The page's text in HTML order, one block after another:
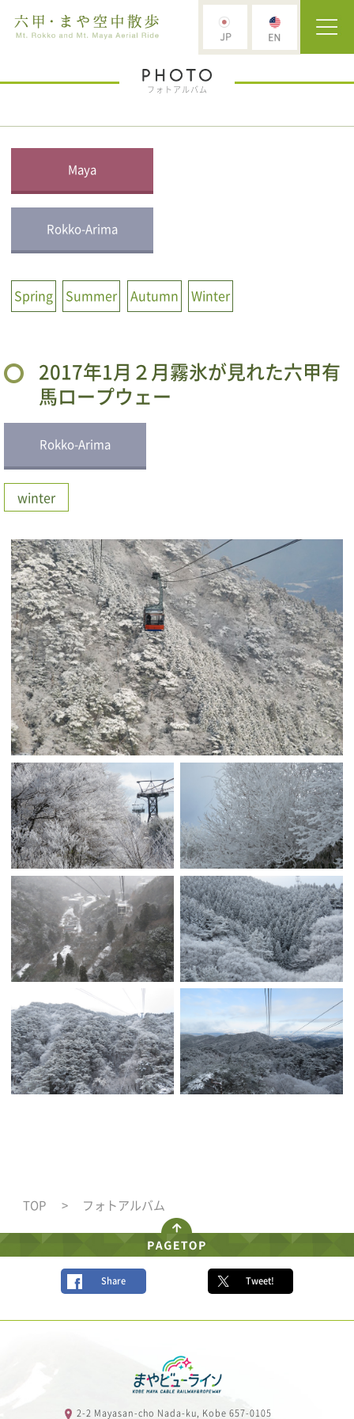
フォトアルバム
Maya
Rokko-Arima
Spring Summer Autumn Winter
2017年1月２月霧氷が見れた六甲有
馬ロープウェー
Rokko-Arima
winter
TOP フォトアルバム
Share Tweet!
2-2 Mayasan-cho Nada-ku, Kobe 657-0105